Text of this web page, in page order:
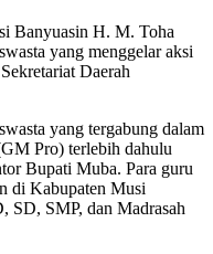
Banyuasin H. M. Toha
yang menggelar aksi
Daerah
yang tergabung dalam
Pro) terlebih dahulu
Bupati Muba. Para guru
di Kabupaten Musi
SD, SMP, dan Madrasah